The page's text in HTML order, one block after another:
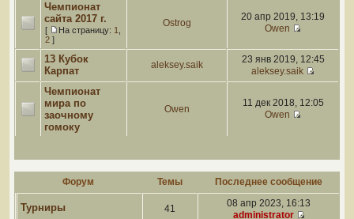
Чемпионат
сайта 2017 г.
[ На страницу: 1
2 ]
Ostrog
20 апр 2019, 13:19
Owen
13 Кубок
Карпат
aleksey.saik
23 янв 2019, 12:45
aleksey.saik
Чемпионат
мира по
заочному
гомоку
Owen
11 дек 2018, 12:05
Owen
Форум Темы Последнее сообщение
Турниры 41
08 апр 2023, 16:13
administrator